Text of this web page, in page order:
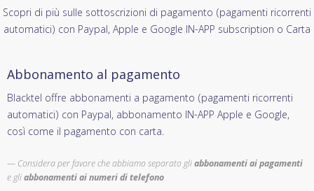
Scopri di più sulle sottoscrizioni di pagamento (pagamenti ricorrenti
automatici) con Paypal, Apple e Google IN-APP subscription o Carta
Abbonamento al pagamento
Blacktel offre abbonamenti a pagamento (pagamenti ricorrenti
automatici) con Paypal, abbonamento IN-APP Apple e Google,
così come il pagamento con carta.
Considera per favore che abbiamo separato gliabbonamenti ai pagamenti
e gliabbonamenti ai numeri di telefono